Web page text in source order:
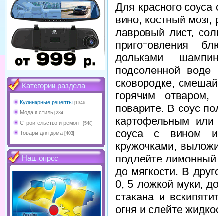
Категории раздела
Кулинарные рецепты [1346]
Мода и стиль [234]
Строительство и ремонт [548]
Товары для дома [403]
Наш опрос
Для красного
вино, костный
лавровый лист,
приготовления
дольками
подсоленной воде
сковородке,
горячим
поварите. В соус
картофельным
соуса с вином и
кружочками,
подлейте
до мягкости. В
0, 5 ложкой муки,
стакана и
огня и слейте